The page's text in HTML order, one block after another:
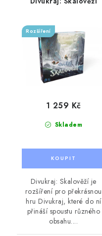
Rozšíření
Skladem
1 259 Kč
Divukraj: Skalověží je
rozšíření pro překrásnou
hru Divukraj, které do ní
přináší spoustu různého
obsahu....